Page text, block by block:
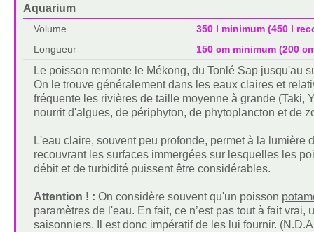
Aquarium
Volume
350 l minimum (450 l
Longueur
150 cm minimum (200
Le poisson remonte le Mékong, du Tonlé Sap jusqu'au
On le trouve généralement dans les eaux claires et
fréquente les rivières de taille moyenne à grande (Taki,
nourrit d'algues, de périphyton, de phytoplancton et de
L'eau claire, souvent peu profonde, permet à la
recouvrant les surfaces immergées sur lesquelles les
débit et de turbidité puissent être considérables.
Attention ! : On considère souvent qu'un poisson
paramètres de l'eau. En fait, ce n’est pas tout à fait vrai,
saisonniers. Il est donc impératif de les lui fournir.